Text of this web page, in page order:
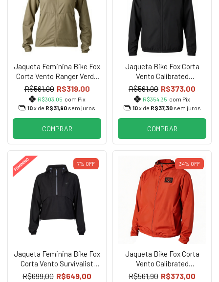
Jaqueta Feminina Bike Fox
Corta Vento Ranger Verde
Militar
R$561,90 R$319,00
R$303,05 com Pix
10x de R$31,90 sem juros
COMPRAR
Jaqueta Bike Fox Corta
Vento Calibrated
Windbreaker Black
R$561,90 R$373,00
R$354,35 com Pix
10x de R$37,30sem juros
COMPRAR
7% OFF
Jaqueta Feminina Bike Fox
Corta Vento Survivalist
Preta
R$699,00 R$649,00
34% OFF
Jaqueta Bike Fox Corta
Vento Calibrated
Windbreaker Red
R$561,90 R$373,00